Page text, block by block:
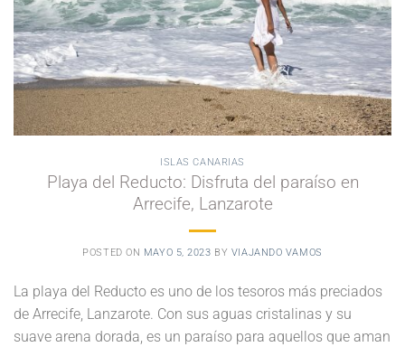
ISLAS CANARIAS
Playa del Reducto: Disfruta del paraíso en
Arrecife, Lanzarote
POSTED ON MAYO 5, 2023 BY VIAJANDO VAMOS
La playa del Reducto es uno de los tesoros más preciados
de Arrecife, Lanzarote. Con sus aguas cristalinas y su
suave arena dorada, es un paraíso para aquellos que aman